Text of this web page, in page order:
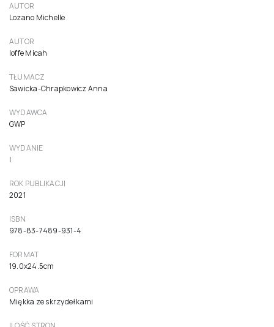
AUTOR
Lozano Michelle
AUTOR
Ioffe Micah
TŁUMACZ
Sawicka-Chrapkowicz Anna
WYDAWCA
GWP
WYDANIE
I
ROK PUBLIKACJI
2021
ISBN
978-83-7489-931-4
FORMAT
19.0x24.5cm
OPRAWA
Miękka ze skrzydełkami